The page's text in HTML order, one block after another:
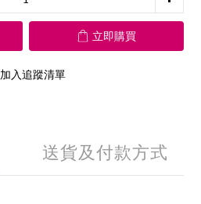
立即購買
加入追蹤清單
送貨及付款方式